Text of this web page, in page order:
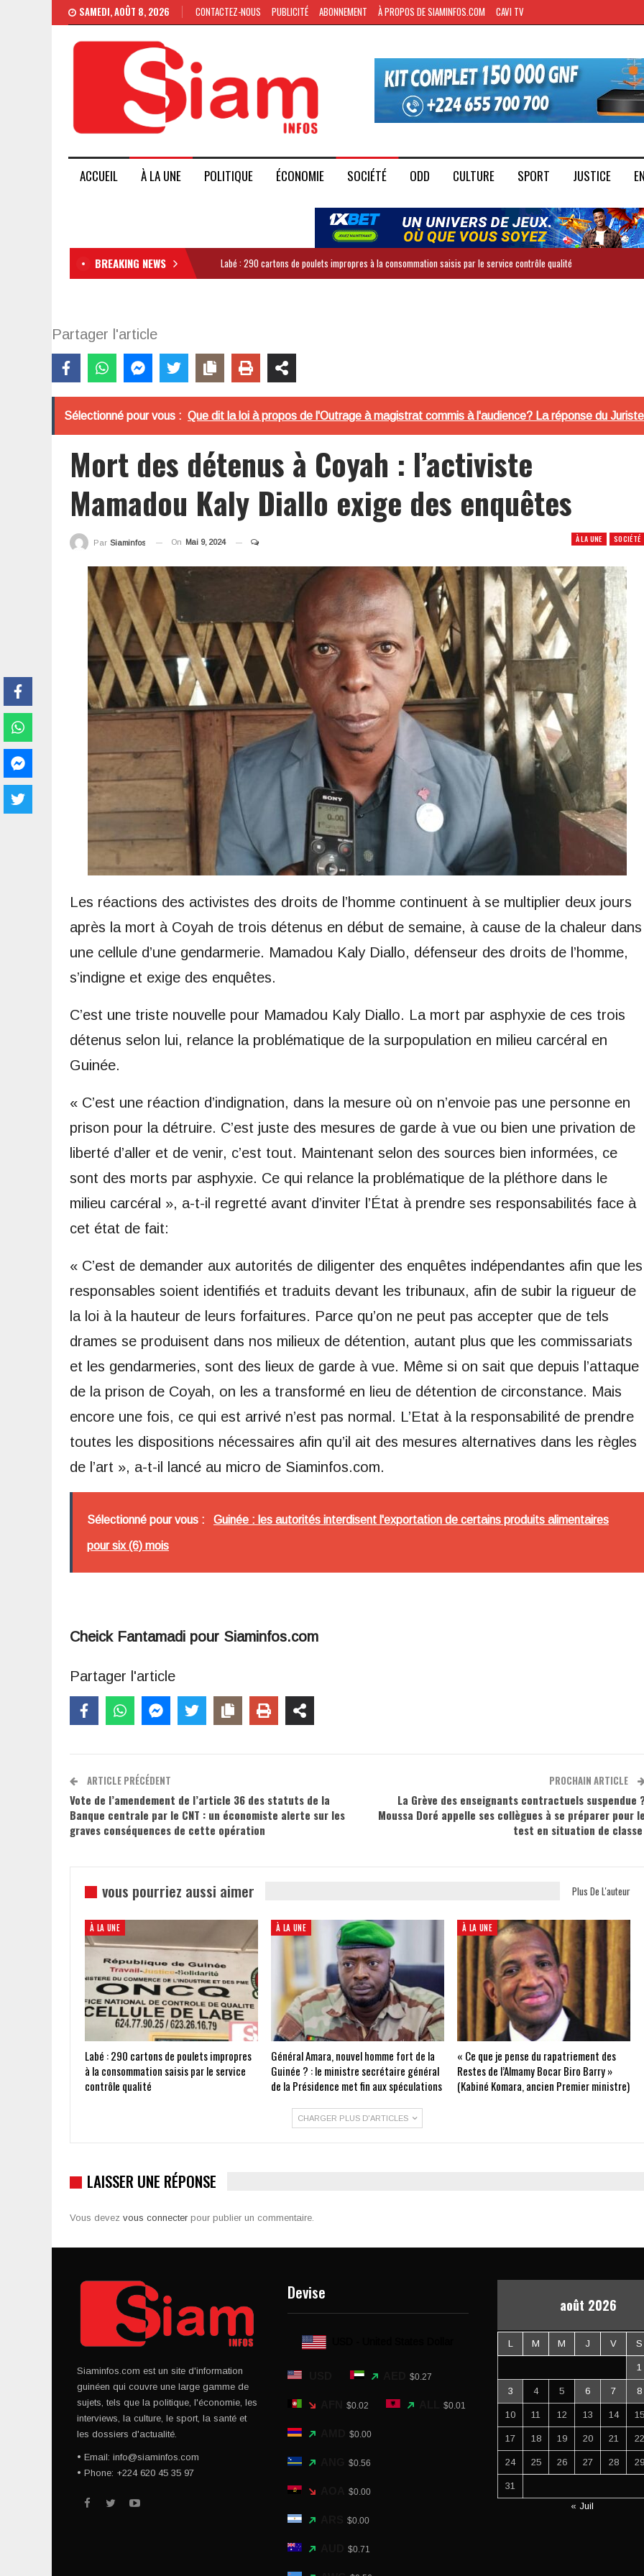
SAMEDI, AOÛT 8, 2026 CONTACTEZ-NOUS PUBLICITÉ ABONNEMENT À PROPOS DE SIAMINFOS.COM CAVI TV
ACCUEIL À LA UNE POLITIQUE ÉCONOMIE SOCIÉTÉ ODD CULTURE SPORT JUSTICE
BREAKING NEWS Labé : 290 cartons de poulets impropres à la consommation saisis par le service contrôle qualité
Partager l'article
Sélectionné pour vous : Que dit la loi à propos de l'Outrage à magistrat commis à l'audience? La réponse du
Mort des détenus à Coyah : l’activiste
Mamadou Kaly Diallo exige des enquêtes
À LA UNE SOCIÉTÉ
Par Siaminfos On Mai 9, 2024
Les réactions des activistes des droits de l’homme continuent à se multiplier deux jours
après la mort à Coyah de trois détenus en début de semaine, à cause de la chaleur dans
une cellule d’une gendarmerie. Mamadou Kaly Diallo, défenseur des droits de l’homme,
s’indigne et exige des enquêtes.
C’est une triste nouvelle pour Mamadou Kaly Diallo. La mort par asphyxie de ces trois
détenus selon lui, relance la problématique de la surpopulation en milieu carcéral en
Guinée.
« C’est une réaction d’indignation, dans la mesure où on n’envoie pas une personne en
prison pour la détruire. C’est juste des mesures de garde à vue ou bien une privation de
liberté d’aller et de venir, c’est tout. Maintenant selon des sources bien informées, ce
sont des morts par asphyxie. Ce qui relance la problématique de la pléthore dans le
milieu carcéral », a-t-il regretté avant d’inviter l’État à prendre ses responsabilités face à
cet état de fait:
« C’est de demander aux autorités de diligenter des enquêtes indépendantes afin que les
responsables soient identifiés et traduits devant les tribunaux, afin de subir la rigueur de
la loi à la hauteur de leurs forfaitures. Parce qu’on ne peut pas accepter que de tels
drames se produisent dans nos milieux de détention, autant plus que les commissariats
et les gendarmeries, sont des lieux de garde à vue. Même si on sait que depuis l’attaque
de la prison de Coyah, on les a transformé en lieu de détention de circonstance. Mais
encore une fois, ce qui est arrivé n’est pas normal. L’Etat à la responsabilité de prendre
toutes les dispositions nécessaires afin qu’il ait des mesures alternatives dans les règles
de l’art », a-t-il lancé au micro de Siaminfos.com.
Sélectionné pour vous : Guinée : les autorités interdisent l'exportation de certains produits alimentaires
pour six (6) mois
Cheick Fantamadi pour Siaminfos.com
Partager l'article
ARTICLE PRÉCÉDENT
Vote de l’amendement de l’article 36 des statuts de la
Banque centrale par le CNT : un économiste alerte sur les
graves conséquences de cette opération
PROCHAIN ARTICLE
La Grève des enseignants contractuels suspendue
Moussa Doré appelle ses collègues à se préparer pour le
test en situation de classe
vous pourriez aussi aimer Plus De L'auteur
À LA UNE
Labé : 290 cartons de poulets impropres
à la consommation saisis par le service
contrôle qualité
À LA UNE
Général Amara, nouvel homme fort de la
Guinée ? : le ministre secrétaire général
de la Présidence met fin aux spéculations
À LA UNE
« Ce que je pense du rapatriement des
Restes de l’Almamy Bocar Biro Barry »
(Kabiné Komara, ancien Premier ministre)
CHARGER PLUS D'ARTICLES
LAISSER UNE RÉPONSE
Vous devez vous connecter pour publier un commentaire.
Siaminfos.com est un site d'information
guinéen qui couvre une large gamme de
sujets, tels que la politique, l'économie, les
interviews, la culture, le sport, la santé et
les dossiers d'actualité.
• Email: info@siaminfos.com
• Phone: +224 620 45 35 97
Devise
$0.27
$0.02 $0.01
$0.00
$0.56
$0.00
$0.00
$0.71
août 2026
L M M J V S
1
3 4 5 6 7 8
10 11 12 13 14 15
17 18 19 20 21 22
24 25 26 27 28 29
31
« Juil